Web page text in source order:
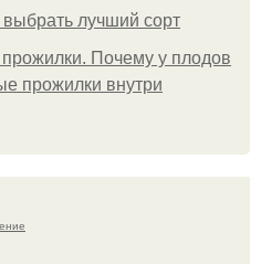
лучший сорт
Почему у плодов
прожилки внутри